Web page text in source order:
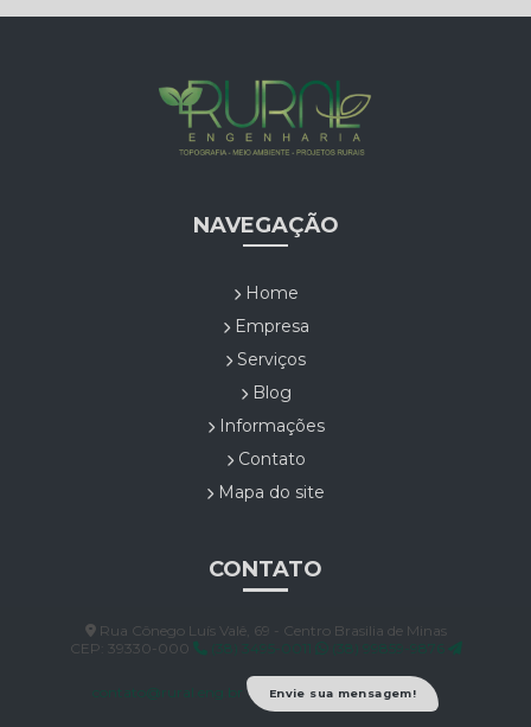
NAVEGAÇÃO
Home
Empresa
Serviços
Blog
Informações
Contato
Mapa do site
CONTATO
Rua Cônego Luís Valê, 69 - Centro Brasilia de Minas
CEP: 39330-000
(38) 3495-0011 (38) 99859-9876
contato@rural.eng.br Envie sua mensagem!